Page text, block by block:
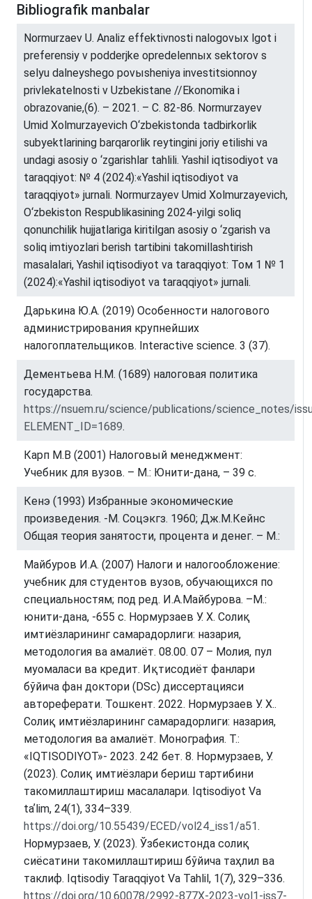
Bibliografik manbalar
Normurzaev U. Analiz effektivnosti nalogovыx lgot i
preferensiy v podderjke opredelennыx sektorov s
selyu dalneyshego povыsheniya investitsionnoy
privlekatelnosti v Uzbekistane //Ekonomika i
obrazovanie,(6). – 2021. – С. 82-86. Normurzayev
Umid Xolmurzayevich O‘zbekistonda tadbirkorlik
subyektlarining barqarorlik reytingini joriy etilishi va
undagi asosiy o ‘zgarishlar tahlili. Yashil iqtisodiyot va
taraqqiyot: № 4 (2024):«Yashil iqtisodiyot va
taraqqiyot» jurnali. Normurzayev Umid Xolmurzayevich,
O‘zbekiston Respublikasining 2024-yilgi soliq
qonunchilik hujjatlariga kiritilgan asosiy o ‘zgarish va
soliq imtiyozlari berish tartibini takomillashtirish
masalalari, Yashil iqtisodiyot va taraqqiyot: Том 1 № 1
(2024):«Yashil iqtisodiyot va taraqqiyot» jurnali.
Дарькина Ю.А. (2019) Особенности налогового
администрирования крупнейших
налогоплательщиков. Interactive science. 3 (37).
Дементьева Н.М. (1689) налоговая политика
государства.
https://nsuem.ru/science/publications/science_notes/
ELEMENT_ID=1689.
Карп М.В (2001) Налоговый менеджмент:
Учебник для вузов. – М.: Юнити-дана, – 39 с.
Кенэ (1993) Избранные экономические
произведения. -М. Соцэкгз. 1960; Дж.М.Кейнс
Общая теория занятости, процента и денег. – М.:
Майбуров И.А. (2007) Налоги и налогообложение:
учебник для студентов вузов, обучающихся по
специальностям; под ред. И.А.Майбурова. –М.:
юнити-дана, -655 с. Нормурзаев У. Х. Солиқ
имтиёзларининг самарадорлиги: назария,
методология ва амалиёт. 08.00. 07 – Молия, пул
муомаласи ва кредит. Иқтисодиёт фанлари
бўйича фан доктори (DSc) диссертацияси
автореферати. Тошкент. 2022. Нормурзаев У. Х..
Солиқ имтиёзларининг самарадорлиги: назария,
методология ва амалиёт. Монография. Т.:
«IQTISODIYOT»- 2023. 242 бет. 8. Нормурзаев, У.
(2023). Солиқ имтиёзлари бериш тартибини
такомиллаштириш масалалари. Iqtisodiyot Va
taʼlim, 24(1), 334–339.
https://doi.org/10.55439/ECED/vol24_iss1/a51.
Нормурзаев, У. (2023). Ўзбекистонда солиқ
сиёсатини такомиллаштириш бўйича таҳлил ва
таклиф. Iqtisodiy Taraqqiyot Va Tahlil, 1(7), 329–336.
https://doi.org/10.60078/2992-877X-2023-vol1-iss7-